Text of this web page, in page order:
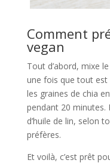
Comment
vegan
Tout d’abord, mixe
une fois que tout
les graines de chia
pendant 20 minutes.
d’huile de lin, selon
préfères.
Et voilà, c’est prêt